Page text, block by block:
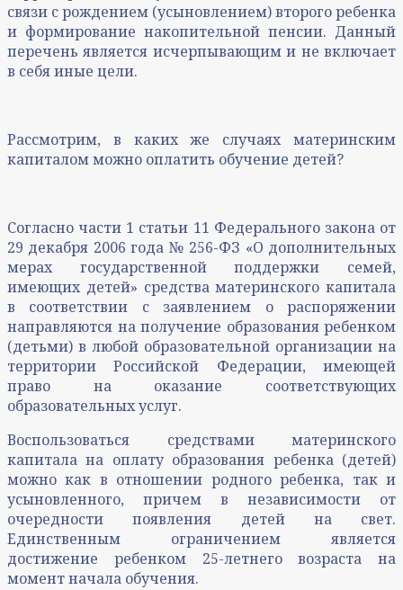
связи с рождением (усыновлением) второго ребенка
и формирование накопительной пенсии. Данный
перечень является исчерпывающим и не включает
в себя иные цели.
Рассмотрим, в каких же случаях материнским
капиталом можно оплатить обучение детей?
Согласно части 1 статьи 11 Федерального закона от
29 декабря 2006 года № 256-ФЗ «О дополнительных
мерах государственной поддержки семей,
имеющих детей» средства материнского капитала
в соответствии с заявлением о распоряжении
направляются на получение образования ребенком
(детьми) в любой образовательной организации на
территории Российской Федерации, имеющей
право на оказание соответствующих
образовательных услуг.
Воспользоваться средствами материнского
капитала на оплату образования ребенка (детей)
можно как в отношении родного ребенка, так и
усыновленного, причем в независимости от
очередности появления детей на свет.
Единственным ограничением является
достижение ребенком 25-летнего возраста на
момент начала обучения.